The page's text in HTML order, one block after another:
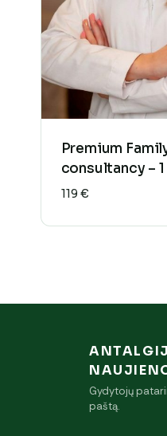
Premium
consultancy –
119 €
Gydytojų
paštą.